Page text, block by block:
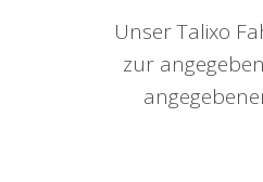
Unser Talixo
zur